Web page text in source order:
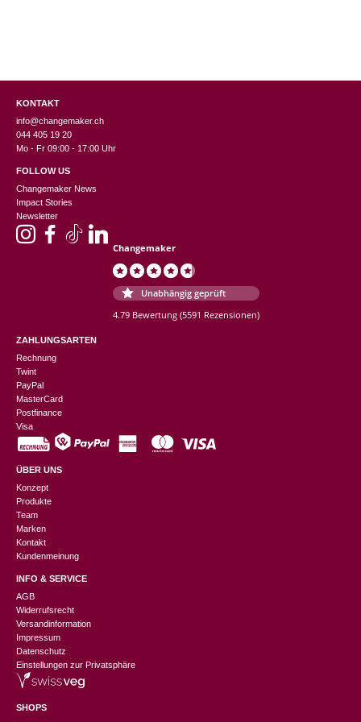
KONTAKT
info@changemaker.ch
044 405 19 20
Mo - Fr 09:00 - 17:00 Uhr
FOLLOW US
Changemaker News
Impact Stories
Newsletter
Changemaker
Unabhängig geprüft
4.79 Bewertung (5591 Rezensionen)
ZAHLUNGSARTEN
Rechnung
Twint
PayPal
MasterCard
Postfinance
Visa
ÜBER UNS
Konzept
Produkte
Team
Marken
Kontakt
Kundenmeinung
INFO & SERVICE
AGB
Widerrufsrecht
Versandinformation
Impressum
Datenschutz
Einstellungen zur Privatsphäre
SHOPS